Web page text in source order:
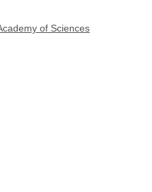
of Sciences